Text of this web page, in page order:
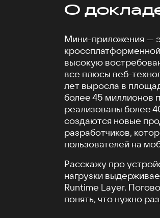
О
Мини-приложения —
высокую
все плюсы веб-
лет выросла в
более 45 миллионов
реализованы более
создаются новые
разработчиков,
пользователей на
Расскажу про
нагрузки
Runtime Layer.
понять, что нужно